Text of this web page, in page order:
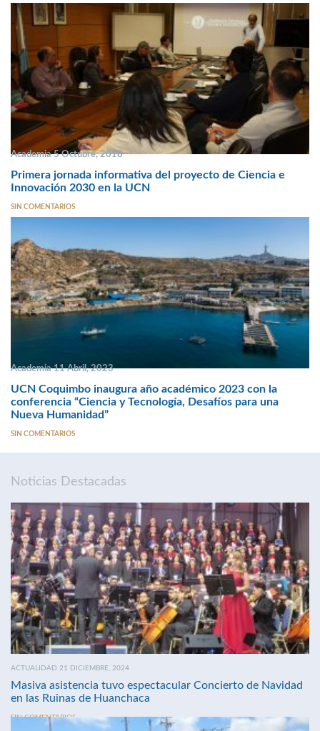
Academia 5 Octubre, 2018
Primera jornada informativa del proyecto de Ciencia e
Innovación 2030 en la UCN
SIN COMENTARIOS
Academia 11 Abril, 2023
UCN Coquimbo inaugura año académico 2023 con la
conferencia “Ciencia y Tecnología, Desafíos para una
Nueva Humanidad”
SIN COMENTARIOS
Noticias Destacadas
ACTUALIDAD 21 DICIEMBRE, 2024
Masiva asistencia tuvo espectacular Concierto de Navidad
en las Ruinas de Huanchaca
SIN COMENTARIOS